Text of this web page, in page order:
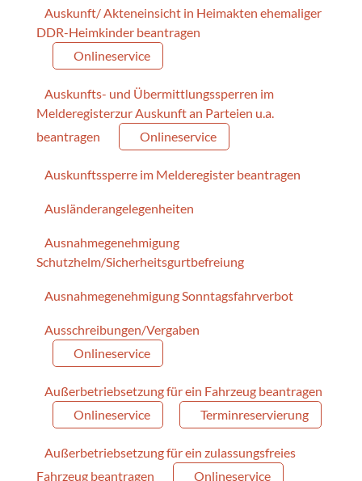
Auskunft/ Akteneinsicht in Heimakten ehemaliger
DDR-Heimkinder beantragen
Onlineservice
Auskunfts- und Übermittlungssperren im
Melderegisterzur Auskunft an Parteien u.a.
beantragen
Onlineservice
Auskunftssperre im Melderegister beantragen
Ausländerangelegenheiten
Ausnahmegenehmigung
Schutzhelm/Sicherheitsgurtbefreiung
Ausnahmegenehmigung Sonntagsfahrverbot
Ausschreibungen/Vergaben
Onlineservice
Außerbetriebsetzung für ein Fahrzeug beantragen
Onlineservice
Terminreservierung
Außerbetriebsetzung für ein zulassungsfreies
Fahrzeug beantragen
Onlineservice